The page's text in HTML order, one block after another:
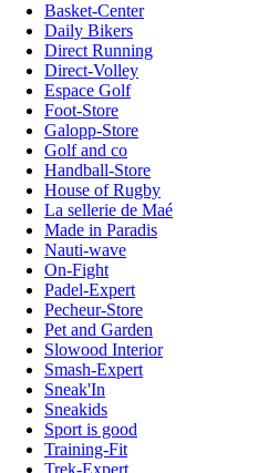
Basket-Center
Daily Bikers
Direct Running
Direct-Volley
Espace Golf
Foot-Store
Galopp-Store
Golf and co
Handball-Store
House of Rugby
La sellerie de Maé
Made in Paradis
Nauti-wave
On-Fight
Padel-Expert
Pecheur-Store
Pet and Garden
Slowood Interior
Smash-Expert
Sneak'In
Sneakids
Sport is good
Training-Fit